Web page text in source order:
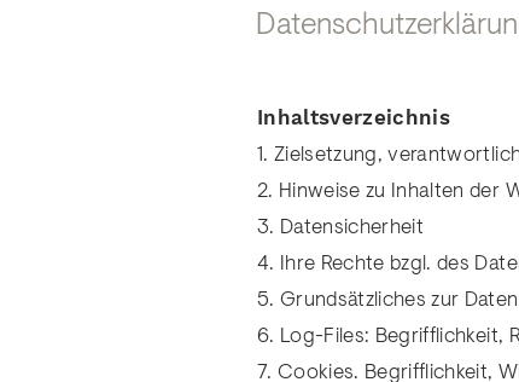
Inhaltsverzeichnis
1. Zielsetzung,
2. Hinweise zu Inhalten der
3. Datensicherheit
4. Ihre Rechte bzgl. des
5. Grundsätzliches zur
6. Log-Files: Begrifflichkeit,
7. Cookies. Begrifflichkeit,